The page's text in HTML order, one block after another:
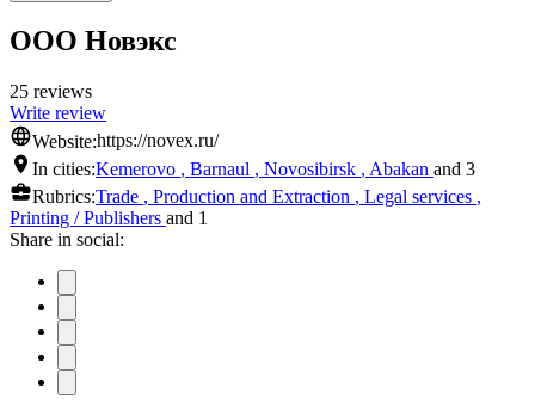
ООО Новэкс
25 reviews
Write review
Website:https://novex.ru/
In cities:Kemerovo ,Barnaul ,Novosibirsk , Abakanand 3
Rubrics:Trade ,Production and Extraction ,Legal services ,
Printing / Publishers and 1
Share in social: